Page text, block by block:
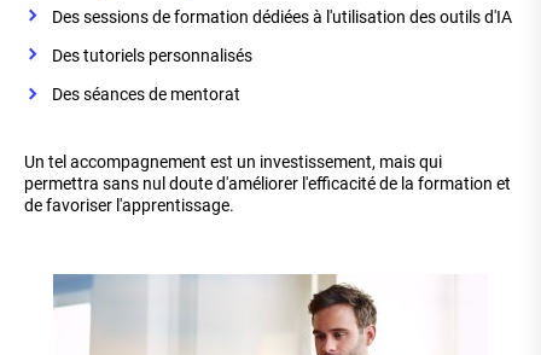
Des sessions de formation dédiées à l'utilisation des outils d'IA
Des tutoriels personnalisés
Des séances de mentorat
Un tel accompagnement est un investissement, mais qui
permettra sans nul doute d'améliorer l'efficacité de la formation et
de favoriser l'apprentissage.